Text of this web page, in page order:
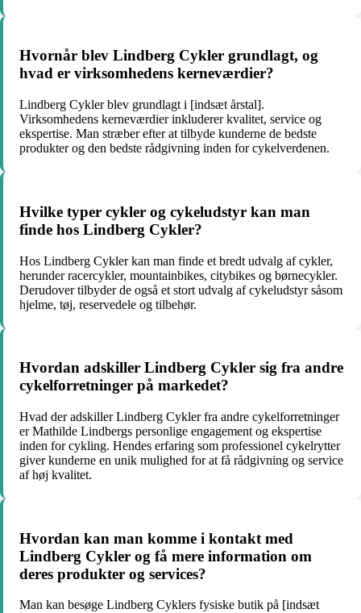
Hvornår blev Lindberg Cykler grundlagt, og
hvad er virksomhedens kerneværdier?
Lindberg Cykler blev grundlagt i [indsæt årstal].
Virksomhedens kerneværdier inkluderer kvalitet, service og
ekspertise. Man stræber efter at tilbyde kunderne de bedste
produkter og den bedste rådgivning inden for cykelverdenen.
Hvilke typer cykler og cykeludstyr kan man
finde hos Lindberg Cykler?
Hos Lindberg Cykler kan man finde et bredt udvalg af cykler,
herunder racercykler, mountainbikes, citybikes og børnecykler.
Derudover tilbyder de også et stort udvalg af cykeludstyr såsom
hjelme, tøj, reservedele og tilbehør.
Hvordan adskiller Lindberg Cykler sig fra andre
cykelforretninger på markedet?
Hvad der adskiller Lindberg Cykler fra andre cykelforretninger
er Mathilde Lindbergs personlige engagement og ekspertise
inden for cykling. Hendes erfaring som professionel cykelrytter
giver kunderne en unik mulighed for at få rådgivning og service
af høj kvalitet.
Hvordan kan man komme i kontakt med
Lindberg Cykler og få mere information om
deres produkter og services?
Man kan besøge Lindberg Cyklers fysiske butik på [indsæt